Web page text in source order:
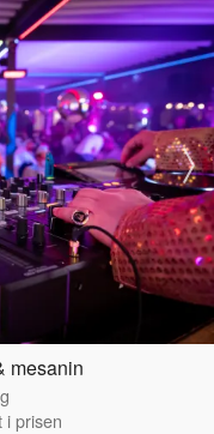
mesanin
i prisen